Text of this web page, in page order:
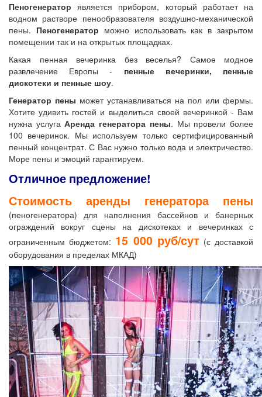
Пеногенератор является прибором, который работает на
водном растворе пенообразователя воздушно-механической
пены. Пеногенератор можно использовать как в закрытом
помещении так и на открытых площадках.
Какая пенная вечеринка без веселья? Самое модное
развлечение Европы - пенные вечеринки, пенные
дискотеки и пенные шоу.
Генератор пены может устанавливаться на пол или фермы.
Хотите удивить гостей и выделиться своей вечеринкой - Вам
нужна услугаАренда генератора пены. Мы провели более
100 вечеринок. Мы используем только сертифицированный
пенный концентрат. С Вас нужно только вода и электричество.
Море пены и эмоций гарантируем.
Отличное предложение!
Стоимость аренды генератора пены
(пеногенератора) для наполнения бассейнов и банерных
ограждений вокруг сцены на дискотеках и вечеринках с
ограниченным бюджетом: 15 000 руб/сут(с доставкой
оборудования в пределах МКАД)